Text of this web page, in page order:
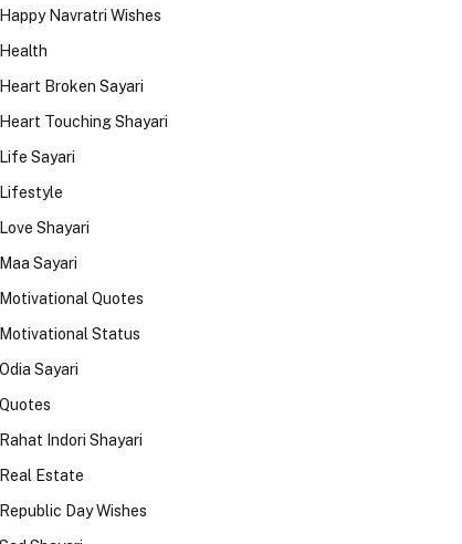
Happy Navratri Wishes
Health
Heart Broken Sayari
Heart Touching Shayari
Life Sayari
Lifestyle
Love Shayari
Maa Sayari
Motivational Quotes
Motivational Status
Odia Sayari
Quotes
Rahat Indori Shayari
Real Estate
Republic Day Wishes